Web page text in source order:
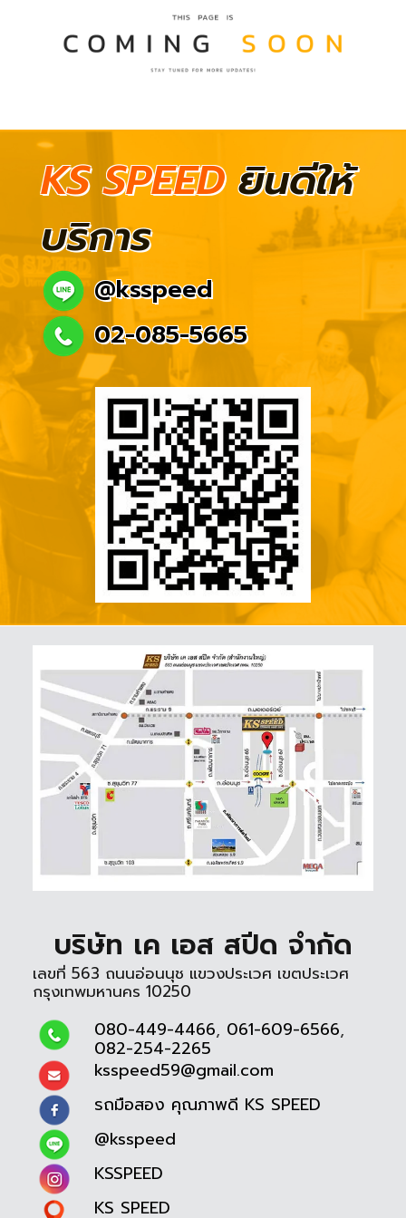
KS SPEEDยินดีให้
บริการ
@ksspeed
02-085-5665
บริษัท เค เอส สปีด จำกัด
เลขที่ 563 ถนนอ่อนนุช แขวงประเวศ เขตประเวศ
กรุงเทพมหานคร 10250
080-449-4466, 061-609-6566,
082-254-2265
ksspeed59@gmail.com
รถมือสอง คุณภาพดี KS SPEED
@ksspeed
KSSPEED
KS SPEED